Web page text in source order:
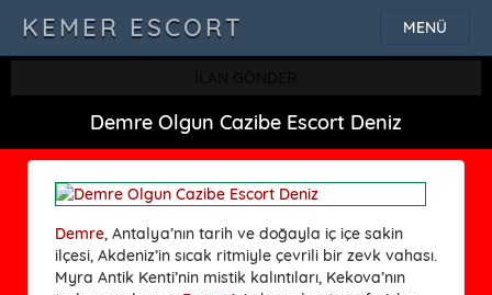
MENÜ
KEMER ESCORT
Demre Olgun Cazibe Escort Deniz
Demre, Antalya’nın tarih ve doğayla iç içe sakin
ilçesi, Akdeniz’in sıcak ritmiyle çevrili bir zevk vahası.
Myra Antik Kenti’nin mistik kalıntıları, Kekova’nın